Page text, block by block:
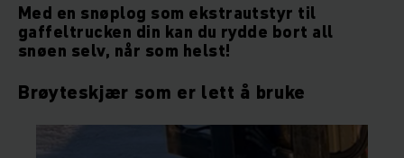
Med en snøplog som ekstrautstyr til
gaffeltrucken din kan du rydde bort all
snøen selv, når som helst!
Brøyteskjær som er lett å bruke